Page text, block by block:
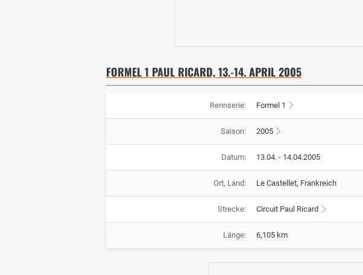
FORMEL 1 PAUL RICARD, 13.-14. APRIL 2005
Rennserie: Formel 1
Saison: 2005
Datum: 13.04. - 14.04.2005
Ort, Land: Le Castellet, Frankreich
Strecke: Circuit Paul Ricard
Länge: 6,105 km